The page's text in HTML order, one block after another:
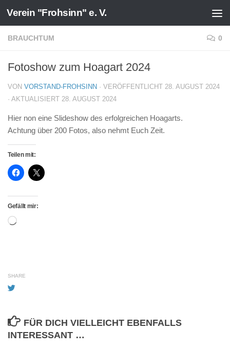
Zum Inhalt springen
Verein "Frohsinn" e. V.
BRAUCHTUM 0
Fotoshow zum Hoagart 2024
VON VORSTAND-FROHSINN · VERÖFFENTLICHT 28. AUGUST 2024
· AKTUALISIERT 28. AUGUST 2024
Hier non eine Slideshow des erfolgreichen Hoagarts.
Achtung über 200 Fotos, also nehmt Euch Zeit.
Teilen mit:
Gefällt mir:
Wird
SHARE
FÜR DICH VIELLEICHT EBENFALLS
INTERESSANT …